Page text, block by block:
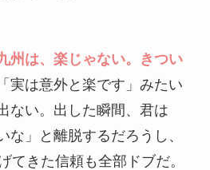
州は、楽じゃない。きつい
「実は意外と楽です」みたい
ない。出した瞬間、君は
な」と離脱するだろうし、
てきた信頼も全部ドブだ。